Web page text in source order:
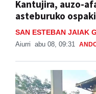
Kantujira, auzo-
asteburuko
SAN ESTEBAN JAIAK
Aiurri abu 08, 09:31